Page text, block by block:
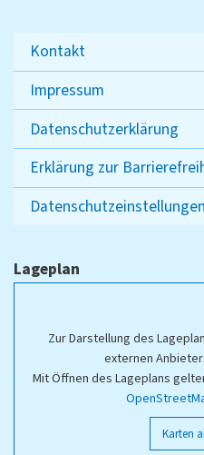
Kontakt
Impressum
Datenschutzerklärung
Erklärung zur
Lageplan
Zur Darstellung des
externen
Mit Öffnen des Lageplans
Karten